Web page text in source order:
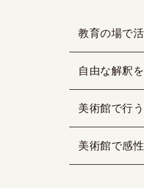
教育の場で
自由な解釈
美術館で行
美術館で感